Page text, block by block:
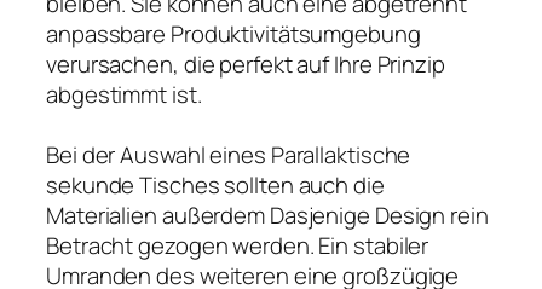
anpassbare Produktivitätsumgebung
verursachen, die perfekt auf Ihre Prinzip
abgestimmt ist.
Bei der Auswahl eines Parallaktische
sekunde Tisches sollten auch die
Materialien außerdem Dasjenige Design rein
Betracht gezogen werden. Ein stabiler
Umranden des weiteren eine großzügige